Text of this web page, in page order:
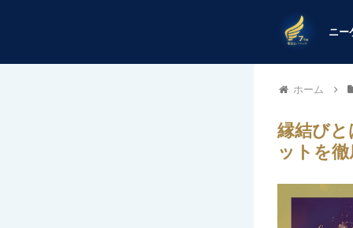
ホーム
縁結びと
ットを